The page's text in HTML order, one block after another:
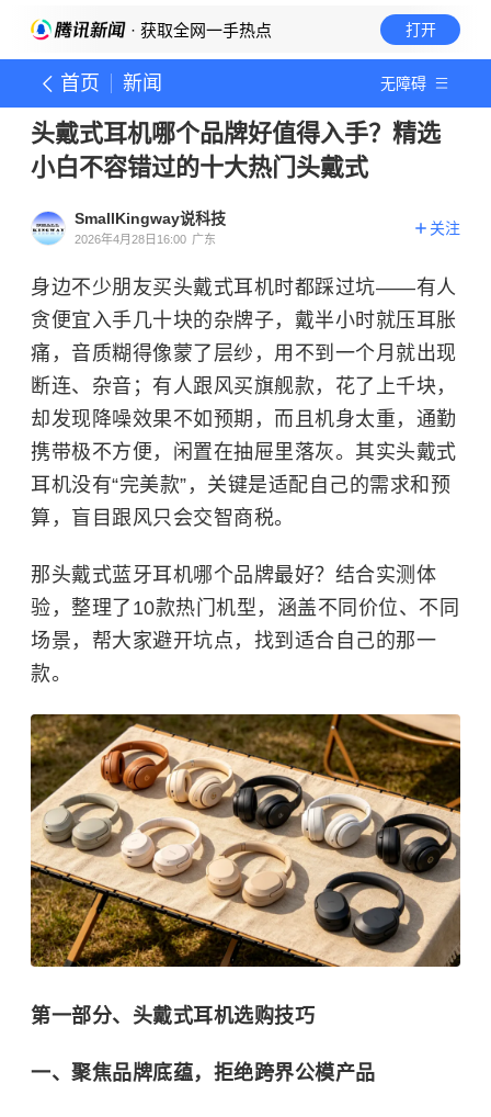
· 获取全网一手热点 打开
首页 新闻 无障碍
头戴式耳机哪个品牌好值得入手？精选
小白不容错过的十大热门头戴式
SmallKingway说科技
2026年4月28日16:00 广东
关注
身边不少朋友买头戴式耳机时都踩过坑——有人
贪便宜入手几十块的杂牌子，戴半小时就压耳胀
痛，音质糊得像蒙了层纱，用不到一个月就出现
断连、杂音；有人跟风买旗舰款，花了上千块，
却发现降噪效果不如预期，而且机身太重，通勤
携带极不方便，闲置在抽屉里落灰。其实头戴式
耳机没有“完美款”，关键是适配自己的需求和预
算，盲目跟风只会交智商税。
那头戴式蓝牙耳机哪个品牌最好？结合实测体
验，整理了10款热门机型，涵盖不同价位、不同
场景，帮大家避开坑点，找到适合自己的那一
款。
第一部分、头戴式耳机选购技巧
一、聚焦品牌底蕴，拒绝跨界公模产品